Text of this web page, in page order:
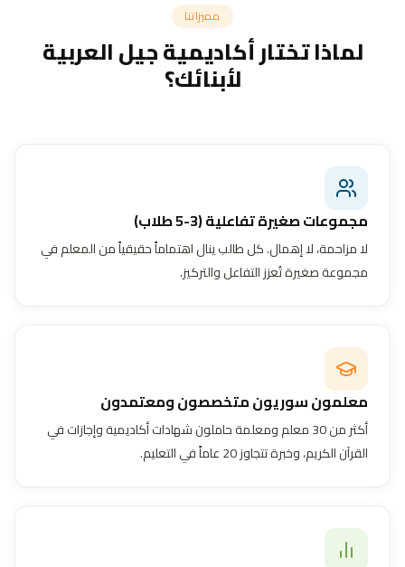
مميزاتنا
لماذا تختار أكاديمية جيل العربية
لأبنائك؟
مجموعات صغيرة تفاعلية (3-5 طلاب)
لا مزاحمة، لا إهمال. كل طالب ينال اهتماماً حقيقياً من المعلم في
مجموعة صغيرة تُعزز التفاعل والتركيز.
معلمون سوريون متخصصون ومعتمدون
أكثر من 30 معلم ومعلمة حاملون شهادات أكاديمية وإجازات في
القرآن الكريم، وخبرة تتجاوز 20 عاماً في التعليم.